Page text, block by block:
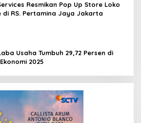
Resmikan Pop Up Store Loko
di RS. Pertamina Jaya Jakarta
Usaha Tumbuh 29,72 Persen di
2025